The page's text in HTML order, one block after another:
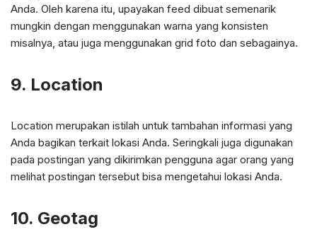
Anda. Oleh karena itu, upayakan feed dibuat semenarik
mungkin dengan menggunakan warna yang konsisten
misalnya, atau juga menggunakan grid foto dan sebagainya.
9. Location
Location merupakan istilah untuk tambahan informasi yang
Anda bagikan terkait lokasi Anda. Seringkali juga digunakan
pada postingan yang dikirimkan pengguna agar orang yang
melihat postingan tersebut bisa mengetahui lokasi Anda.
10. Geotag